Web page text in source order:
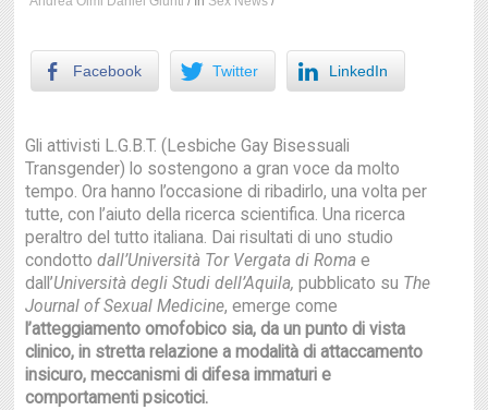
Facebook Twitter LinkedIn
Gli attivisti L.G.B.T. (Lesbiche Gay Bisessuali
Transgender) lo sostengono a gran voce da molto
tempo. Ora hanno l’occasione di ribadirlo, una volta per
tutte, con l’aiuto della ricerca scientifica. Una ricerca
peraltro del tutto italiana. Dai risultati di uno studio
condottodall’Università Tor Vergata di Roma e
dall’Università degli Studi dell’Aquila,pubblicato su The
Journal of Sexual Medicine, emerge come
l’atteggiamento omofobico sia, da un punto di vista
clinico, in stretta relazione a modalità di attaccamento
insicuro, meccanismi di difesa immaturi e
comportamenti psicotici.